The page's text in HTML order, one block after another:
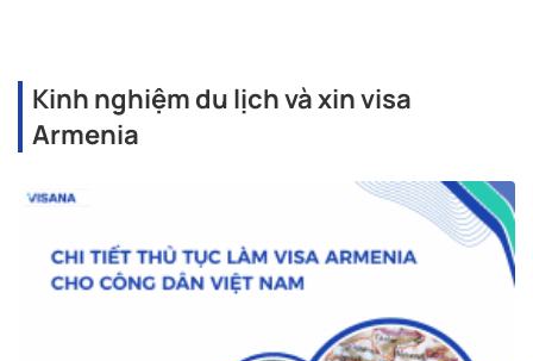
Kinh nghiệm du lịch và xin visa
Armenia